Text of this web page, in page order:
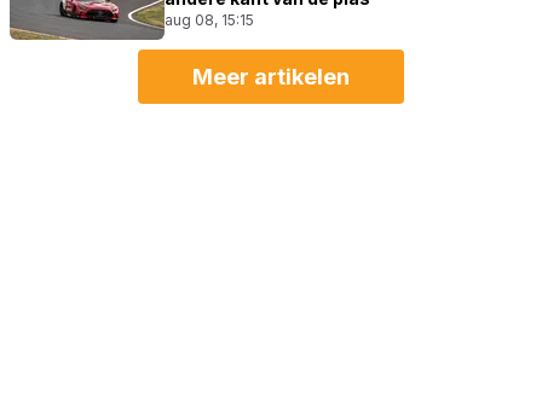
aug 08, 15:15
Meer artikelen